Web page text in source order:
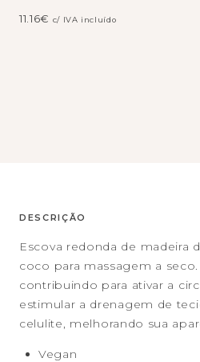
11.16€ c/ IVA incluído
DESCRIÇÃO
Escova redonda de madeira
coco para massagem a
contribuindo para ativar a
estimular a drenagem de
celulite, melhorando sua
Vegan